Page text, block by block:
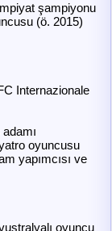
şampiyonu
(ö. 2015)
Internazionale
oyuncusu
yapımcısı ve
oyuncu